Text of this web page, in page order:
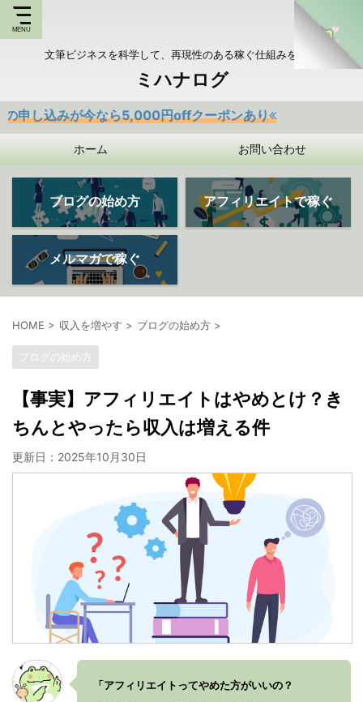
文筆ビジネスを科学して、再現性のある稼ぐ仕組みを持つ
ミハナログ
今なら5,000円offクーポンあり
ホーム お問い合わせ
ブログの始め方 アフィリエイトで稼ぐ
メルマガで稼ぐ
HOME > 収入を増やす > ブログの始め方 >
ブログの始め方
【事実】アフィリエイトはやめとけ？き
ちんとやったら収入は増える件
更新日： 2025年10月30日
「アフィリエイトってやめた方がいいの？